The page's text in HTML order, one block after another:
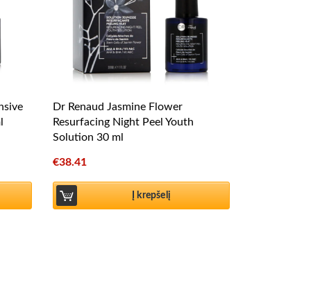
Dr Renaud Jasmine Flower
Resurfacing Night Peel Youth
Solution 30 ml
€38.41
Į krepšelį